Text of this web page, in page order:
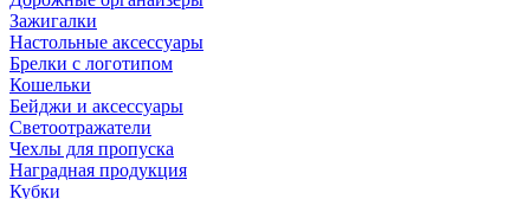
Зажигалки
Настольные аксессуары
Брелки с логотипом
Кошельки
Бейджи и аксессуары
Светоотражатели
Чехлы для пропуска
Наградная продукция
Кубки